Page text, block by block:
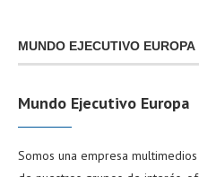
MUNDO EJECUTIVO EUROPA
Mundo Ejecutivo Europa
Somos una empresa